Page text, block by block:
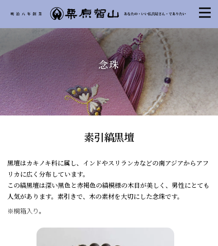
念珠
素引縞黒壇
黒壇はカキノキ科に属し、インドやスリランカなどの南アジアからアフ
リカに広く分布しています。
この縞黒壇は深い黒色と赤褐色の縞模様の木目が美しく、男性にとても
人気があります。素引きで、木の素材を大切にした念珠です。
※桐箱入り。